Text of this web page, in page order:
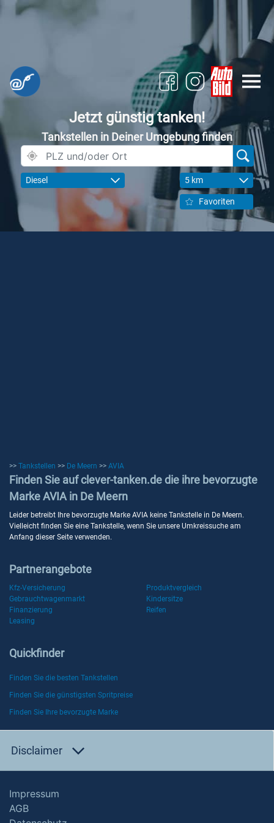
Jetzt günstig tanken!
Tankstellen in Deiner Umgebung finden
Diesel 5 km
Favoriten
>> Tankstellen >> De Meern >> AVIA
Finden Sie auf clever-tanken.de die ihre bevorzugte
Marke AVIA in De Meern
Leider betreibt Ihre bevorzugte Marke AVIA keine Tankstelle in De Meern.
Vielleicht finden Sie eine Tankstelle, wenn Sie unsere Umkreissuche am
Anfang dieser Seite verwenden.
Partnerangebote
Kfz-Versicherung
Produktvergleich
Gebrauchtwagenmarkt
Kindersitze
Finanzierung
Reifen
Leasing
Quickfinder
Finden Sie die besten Tankstellen
Finden Sie die günstigsten Spritpreise
Finden Sie Ihre bevorzugte Marke
Disclaimer
Impressum
AGB